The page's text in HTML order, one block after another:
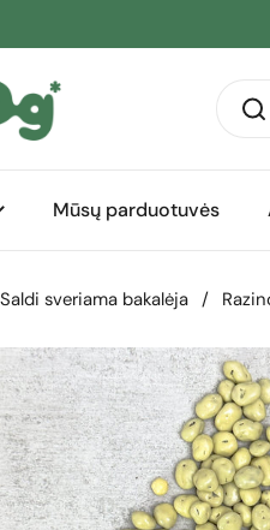
Mūsų parduotuvės
Saldi sveriama bakalėja /